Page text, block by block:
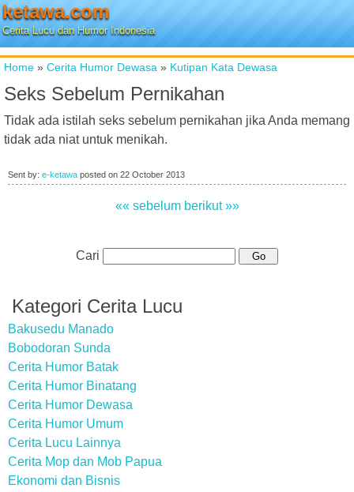
ketawa.com
Cerita Lucu dan Humor Indonesia
Home » Cerita Humor Dewasa » Kutipan Kata Dewasa
Seks Sebelum Pernikahan
Tidak ada istilah seks sebelum pernikahan jika Anda memang
tidak ada niat untuk menikah.
Sent by: e-ketawa posted on 22 October 2013
«« sebelum berikut »»
Cari
Kategori Cerita Lucu
Bakusedu Manado
Bobodoran Sunda
Cerita Humor Batak
Cerita Humor Binatang
Cerita Humor Dewasa
Cerita Humor Umum
Cerita Lucu Lainnya
Cerita Mop dan Mob Papua
Ekonomi dan Bisnis